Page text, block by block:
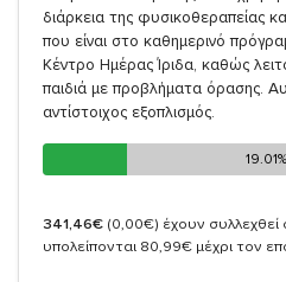
διάρκεια της φυσικοθεραπείας
που είναι στο καθημερινό
Κέντρο Ημέρας Ίριδα, καθώς
παιδιά με προβλήματα όρασης.
αντίστοιχος εξοπλισμός.
19.01%
19.01%
341,46€ (0,00€) έχουν συλλεχθεί
υπολείπονται 80,99€ μέχρι τον